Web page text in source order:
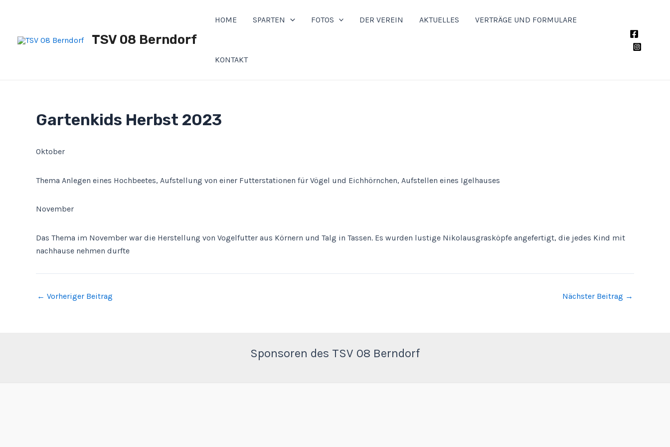
TSV 08 Berndorf
HOME SPARTEN FOTOS DER VEREIN AKTUELLES VERTRÄGE UND FORMULARE
KONTAKT
Gartenkids Herbst 2023
Oktober
Thema Anlegen eines Hochbeetes, Aufstellung von einer Futterstationen für Vögel und Eichhörnchen, Aufstellen eines Igelhauses
November
Das Thema im November war die Herstellung von Vogelfutter aus Körnern und Talg in Tassen. Es wurden lustige Nikolausgrasköpfe angefertigt, die jedes Kind mit
nachhause nehmen durfte
← Vorheriger Beitrag Nächster Beitrag →
Sponsoren des TSV 08 Berndorf